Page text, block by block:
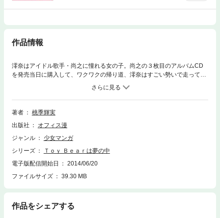
作品情報
澪奈はアイドル歌手・尚之に憧れる女の子。尚之の３枚目のアルバムCD
を発売当日に購入して、ワクワクの帰り道、澪奈はすごい勢いで走ってき
た誰かにぶつかって転倒してしまう。CDも落としてケースにヒビが…。
ところが、ぶつかった相手は、追っかけファンから必死に逃げて来た尚之
だった！！ しかも尚之は、転んだときに足を捻挫してしまった澪奈をお
ぶって病院に運んでくれた。今起こっていることが夢か現実かもわから
見舞いに来てくれた。傷ついたCDケースのお詫びに新しいサイン入りのC
Dと、かわいいクマのぬいぐるみをプレゼントしてくれたりして、想像以
会いに行く尚之に対して、マネージャーが忠告しているのを聞いてしまっ
た澪奈は…！？ 表題作を含む読み切り全５話を収録した恋愛短編集。未
掲載だったカラー原稿も満載！
著者
桃季輝実
出版社
オフィス漫
ジャンル
少女マンガ
シリーズ
Ｔｏｙ Ｂｅａｒは夢の中
電子版配信開始日
2014/06/20
ファイルサイズ
39.30 MB
作品をシェアする